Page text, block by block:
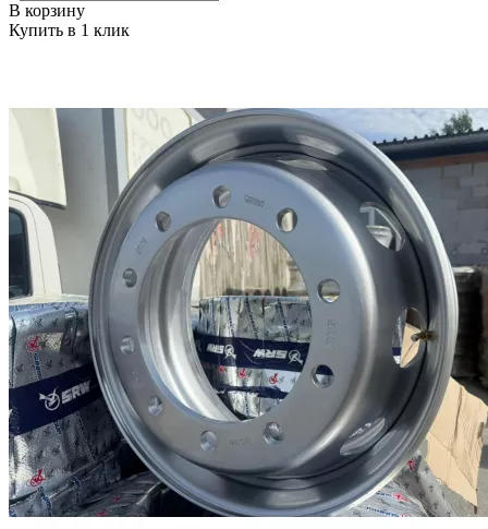
В корзину
Купить в 1 клик